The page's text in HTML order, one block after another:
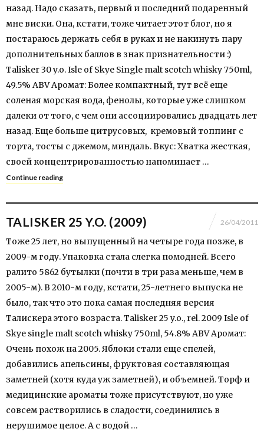
назад. Надо сказать, первый и последний подаренный
мне виски. Она, кстати, тоже читает этот блог, но я
постараюсь держать себя в руках и не накинуть пару
дополнительных баллов в знак признательности :)
Talisker 30 y.o. Isle of Skye Single malt scotch whisky 750ml,
49.5% ABV Аромат: Более компактный, тут всё еще
соленая морская вода, фенолы, которые уже слишком
далеки от того, с чем они ассоциировались двадцать лет
назад. Еще больше цитрусовых, кремовый топпинг с
торта, тосты с джемом, миндаль. Вкус: Хватка жесткая,
своей концентрированностью напоминает …
Continue reading
TALISKER 25 Y.O. (2009) 26/04/2011
Тоже 25 лет, но выпущенный на четыре года позже, в
2009-м году. Упаковка стала слегка помодней. Всего
ралито 5862 бутылки (почти в три раза меньше, чем в
2005-м). В 2010-м году, кстати, 25-летнего выпуска не
было, так что это пока самая последняя версия
Талискера этого возраста. Talisker 25 y.o., rel. 2009 Isle of
Skye single malt scotch whisky 750ml, 54.8% ABV Аромат:
Очень похож на 2005. Яблоки стали еще спелей,
добавились апельсины, фруктовая составляющая
заметней (хотя куда уж заметней), и объемней. Торф и
медицинские ароматы тоже присутствуют, но уже
совсем растворились в сладости, соединились в
нерушимое целое. А с водой …